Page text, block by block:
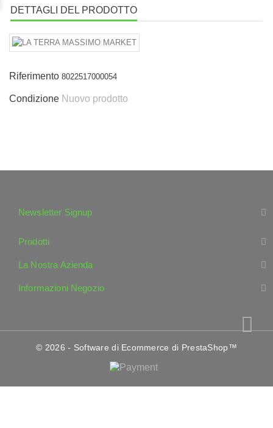
DETTAGLI DEL PRODOTTO
Riferimento 8022517000054
Condizione Nuovo prodotto
Newsletter Signup
Prodotti
La Nostra Azienda
Informazioni Negozio
© 2026 - Software di Ecommerce di PrestaShop™